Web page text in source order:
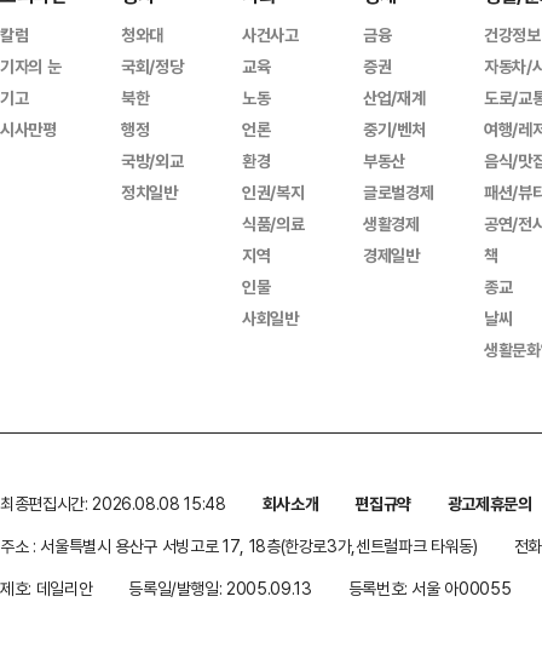
칼럼
기자의 눈
기고
시사만평
청와대
국회/정당
북한
행정
국방/외교
정치일반
사건사고
교육
노동
언론
환경
인권/복지
식품/의료
지역
인물
사회일반
금융
증권
산업/재계
중기/벤처
부동산
글로벌경제
생활경제
경제일반
건강정보
자동차/
도로/교
여행/레
음식/맛
패션/뷰
공연/전
책
종교
날씨
생활문
최종편집시간: 2026.08.08 15:48 회사소개 편집규약
광고제휴문의
주소 : 서울특별시 용산구 서빙고로 17, 18층(한강로3가,센트럴파크 타워동)
전
제호: 데일리안
등록일/발행일: 2005.09.13 등록번호: 서울 아00055